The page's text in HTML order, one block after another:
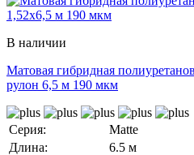
В наличии
Матовая гибридная
рулон 6,5 м 190 мкм
Серия:
Matte
Длина:
6.5 м